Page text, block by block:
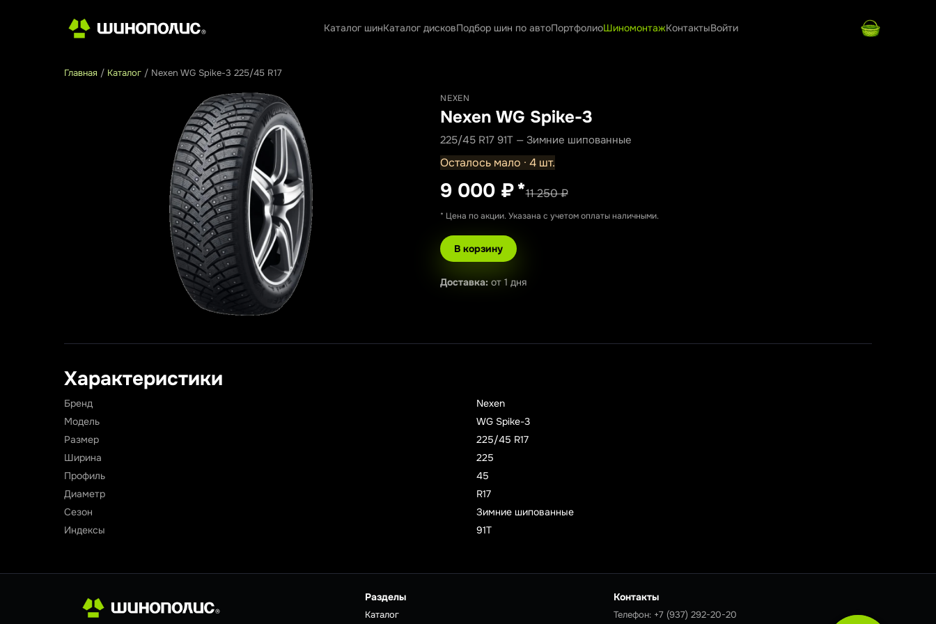
Каталог шинКаталог дисковПодбор шин по автоПортфолиоШиномонтажКонтактыВойти
Главная / Каталог / Nexen WG Spike-3 225/45 R17
NEXEN
Nexen WG Spike-3
225/45 R17 91T — Зимние шипованные
Осталось мало · 4 шт.
9 000 ₽*11 250 ₽
* Цена по акции. Указана с учетом оплаты наличными.
В корзину
Доставка: от 1 дня
Характеристики
Бренд
Nexen
Модель
WG Spike-3
Размер
225/45 R17
Ширина
225
Профиль
45
Диаметр
R17
Сезон
Зимние шипованные
Индексы
91T
Разделы
Каталог
Контакты
Телефон: +7 (937) 292-20-20